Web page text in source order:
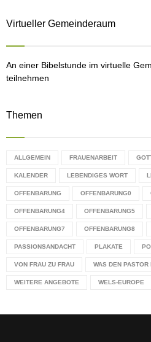
Virtueller Gemeinderaum
An einer Bibelstunde im virtuelle
teilnehmen
Themen
ALLGEMEIN FRAUENARBEIT
KALENDER LEBENDIGES WORT
OFFENBARUNG OFFENBARUNG0
OFFENBARUNG4 OFFENBARUNG5
OFFENBARUNG7 OFFENBARUNG8
PASSIONSANDACHT PLAKATE
VON FRAU ZU FRAU WAS DEN PASTOR
WEITERE ANGEBOTE WELS-EUROPE